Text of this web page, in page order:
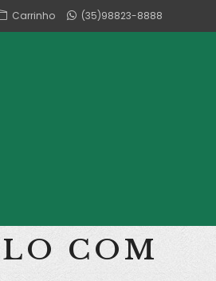
Carrinho (35)98823-8888
COM